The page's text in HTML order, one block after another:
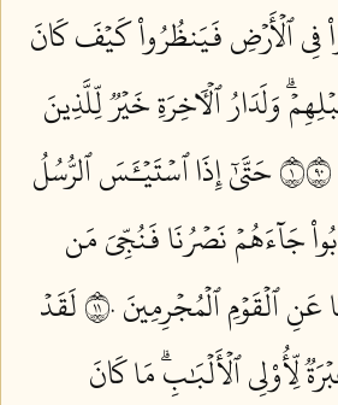
فِي ٱلۡأَرۡضِ فَيَنظُرُواْ كَيۡفَ كَانَ
وَلَدَارُ ٱلۡأٓخِرَةِ خَيۡرٞ لِّلَّذِينَ
حَتَّىٰٓ إِذَا ٱسۡتَيۡـَٔسَ ٱلرُّسُلُ
جَآءَهُمۡ نَصۡرُنَا فَنُجِّيَ مَن
ٱلۡقَوۡمِ ٱلۡمُجۡرِمِينَ ١١٠
لَقَدۡ
لِّأُوْلِي ٱلۡأَلۡبَٰبِۗ مَا كَانَ